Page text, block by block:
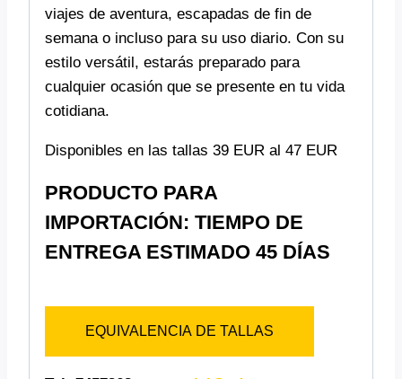
viajes de aventura, escapadas de fin de
semana o incluso para su uso diario. Con su
estilo versátil, estarás preparado para
cualquier ocasión que se presente en tu vida
cotidiana.
Disponibles en las tallas 39 EUR al 47 EUR
PRODUCTO PARA
IMPORTACIÓN: TIEMPO DE
ENTREGA ESTIMADO 45 DÍAS
EQUIVALENCIA DE TALLAS